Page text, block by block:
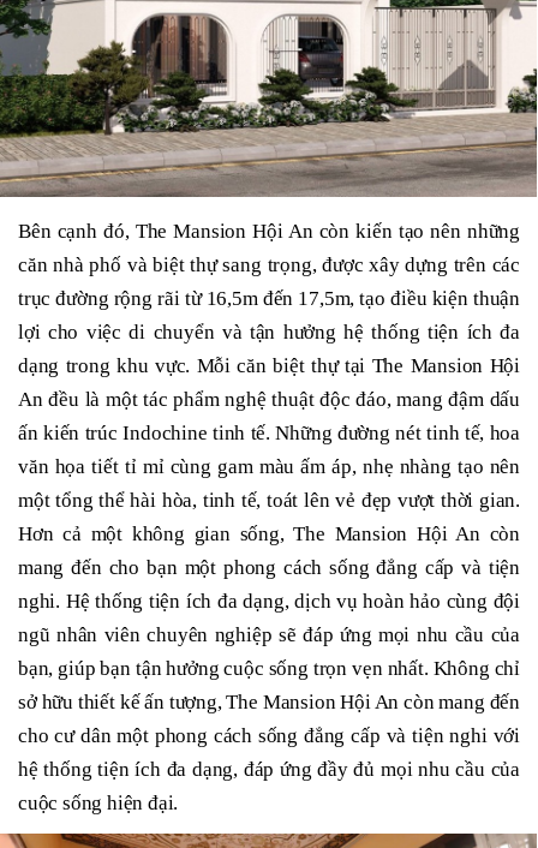
Bên cạnh đó, The Mansion Hội An còn kiến tạo nên những
căn nhà phố và biệt thự sang trọng, được xây dựng trên các
trục đường rộng rãi từ 16,5m đến 17,5m, tạo điều kiện thuận
lợi cho việc di chuyển và tận hưởng hệ thống tiện ích đa
dạng trong khu vực. Mỗi căn biệt thự tại The Mansion Hội
An đều là một tác phẩm nghệ thuật độc đáo, mang đậm dấu
ấn kiến trúc Indochine tinh tế. Những đường nét tinh tế, hoa
văn họa tiết tỉ mỉ cùng gam màu ấm áp, nhẹ nhàng tạo nên
một tổng thể hài hòa, tinh tế, toát lên vẻ đẹp vượt thời gian.
Hơn cả một không gian sống, The Mansion Hội An còn
mang đến cho bạn một phong cách sống đẳng cấp và tiện
nghi. Hệ thống tiện ích đa dạng, dịch vụ hoàn hảo cùng đội
ngũ nhân viên chuyên nghiệp sẽ đáp ứng mọi nhu cầu của
bạn, giúp bạn tận hưởng cuộc sống trọn vẹn nhất. Không chỉ
sở hữu thiết kế ấn tượng, The Mansion Hội An còn mang đến
cho cư dân một phong cách sống đẳng cấp và tiện nghi với
hệ thống tiện ích đa dạng, đáp ứng đầy đủ mọi nhu cầu của
cuộc sống hiện đại.